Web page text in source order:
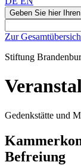
Geben Sie hier
Zur
Stiftung
Gedenkstätte und
Befreiung